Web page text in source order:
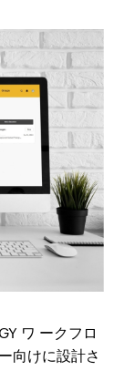
ワ ークフロ
向けに設計さ